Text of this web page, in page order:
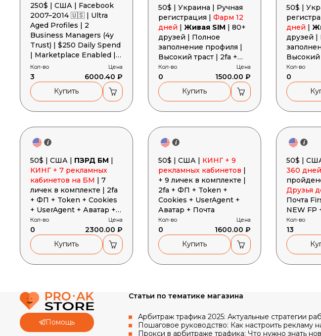
250$ | США | Facebook
2007–2014 🇺🇸 | Ultra
Aged Profiles | 2
Business Managers (4y
Trust) | $250 Daily Spend
| Marketplace Enabled |
2FA | Gender MIX
Кол-во
3
Цена
6000.40 ₽
Купить
50$ | Украина | Ручная
регистрация | Фарм 12
дней | Живая SIM | 80+
друзей | Полное
заполнение профиля |
Высокий траст | 2fa +
Cookies + User-Agent +
Токен
Кол-во
0
Цена
1500.00 ₽
Купить
50$ |
дней |
друзей |
Высокий
Cookies
Токен
Кол-во
0
50$ | США | ПЗРД БМ |
КИНГ + 7 рекламных
кабинетов на БМ | 7
личек в комплекте | 2fa
+ ФП + Token + Cookies
+ UserAgent + Аватар +
Почта
Кол-во
0
Цена
2300.00 ₽
Купить
50$ | США | КИНГ + 9
рекламных кабинетов |
+ 9 личек в комплекте |
2fa + ФП + Token +
Cookies + UserAgent +
Аватар + Почта
Кол-во
0
Цена
1600.00 ₽
Купить
50$ |
360 дней
Друзья
Почта
NEW FP + Token EAAB +
Cookies
Кол-во
13
Помощь
Статьи по тематике магазина
Арбитраж трафика 2025: Актуальные стратегии
Google
Пошаговое руководство: Как настроить рекламу
Прокси в арбитраже трафика: Что нужно знать